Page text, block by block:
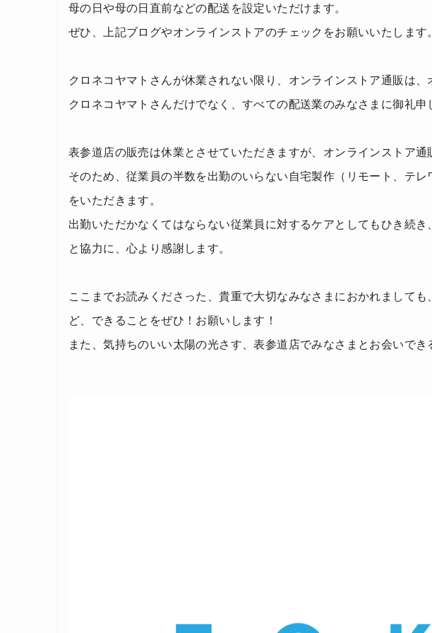
母の日や母の日直前などの配送を設定いただけます。
ぜひ、上記ブログやオンラインストアのチェックをお願いいたします
クロネコヤマトさんが休業されない限り、オンラインストア通販は、
クロネコヤマトさんだけでなく、すべての配送業のみなさまに御礼申
表参道店の販売は休業とさせていただきますが、オンラインストア通
そのため、従業員の半数を出勤のいらない自宅製作（リモート、テ
をいただきます。
出勤いただかなくてはならない従業員に対するケアとしてもひき続
と協力に、心より感謝します。
ここまでお読みくださった、貴重で大切なみなさまにおかれまして
ど、できることをぜひ！お願いします！
また、気持ちのいい太陽の光さす、表参道店でみなさまとお会いでき